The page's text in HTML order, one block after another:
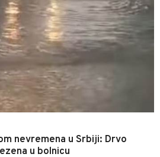
nevremena u Srbiji: Drvo
u bolnicu